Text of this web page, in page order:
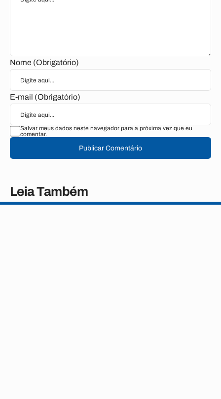
Nome (Obrigatório)
E-mail (Obrigatório)
Salvar meus dados neste navegador para a próxima vez que eu
comentar.
Publicar Comentário
Leia Também